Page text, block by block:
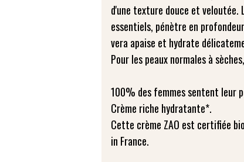
d'une texture douce et veloutée.
essentiels, pénètre en
vera apaise et hydrate
Pour les peaux normales à
100% des femmes sentent leur
Crème riche hydratante*.
Cette crème ZAO est certifiée
in France.